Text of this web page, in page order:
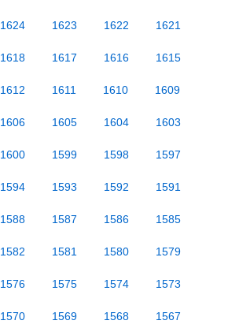
1624 1623 1622 1621
1618 1617 1616 1615
1612 1611 1610 1609
1606 1605 1604 1603
1600 1599 1598 1597
1594 1593 1592 1591
1588 1587 1586 1585
1582 1581 1580 1579
1576 1575 1574 1573
1570 1569 1568 1567